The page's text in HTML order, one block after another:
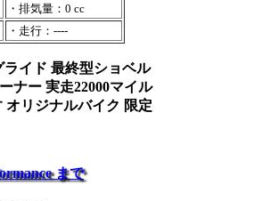
・排気量：0 cc
・走行：----
ライド 最終型ショベル
ナー 実走22000マイル
オリジナルバイク 限定
まで